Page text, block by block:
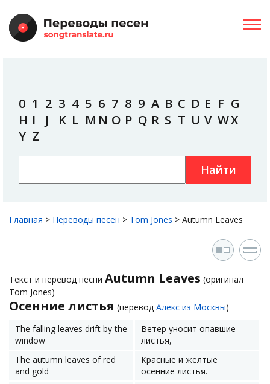
0 1 2 3 4 5 6 7 8 9 A B C D E F G
H I J K L M N O P Q R S T U V WX
Y Z
Найти
Главная > Переводы песен > Tom Jones > Autumn Leaves
Текст и перевод песни Autumn Leaves (оригинал
Tom Jones)
Осенние листья (перевод Алекс из Москвы)
The falling leaves drift by the
window
Ветер уносит опавшие
листья,
The autumn leaves of red
and gold
Красные и жёлтые
осенние листья.